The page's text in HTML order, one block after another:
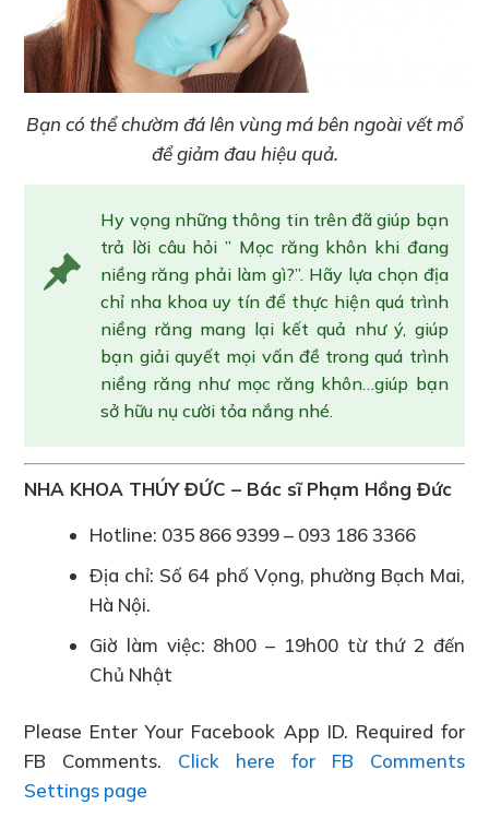
Bạn có thể chườm đá lên vùng má bên ngoài vết mổ
để giảm đau hiệu quả.
Hy vọng những thông tin trên đã giúp bạn
trả lời câu hỏi ” Mọc răng khôn khi đang
niềng răng phải làm gì?”. Hãy lựa chọn địa
chỉ nha khoa uy tín để thực hiện quá trình
niềng răng mang lại kết quả như ý, giúp
bạn giải quyết mọi vấn đề trong quá trình
niềng răng như mọc răng khôn…giúp bạn
sở hữu nụ cười tỏa nắng nhé.
NHA KHOA THÚY ĐỨC – Bác sĩ Phạm Hồng Đức
Hotline: 035 866 9399 – 093 186 3366
Địa chỉ: Số 64 phố Vọng, phường Bạch Mai,
Hà Nội.
Giờ làm việc: 8h00 – 19h00 từ thứ 2 đến
Chủ Nhật
Please Enter Your Facebook App ID. Required for
FB Comments. Click here for FB Comments
Settings page